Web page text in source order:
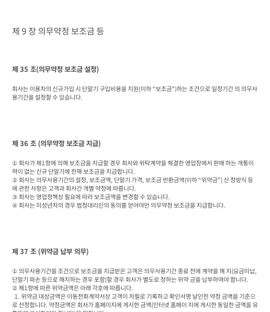
제 9 장 의무약정 보조금 등
제 35 조(의무약정 보조금 설정)
회사는 이용자의 신규가입 시 단말기 구입비용을 지원(이하 “보조금”)하는 조건으로 일정기간 의 의무사
용기간을 설정할 수 있습니다.
제 36 조 (의무약정 보조금 지급)
① 회사가 제1항에 의해 보조금을 지급할 경우 회사와 위탁계약을 체결한 영업장에서 판매 하는 개통이
력이 없는 신규 단말기에 한해 보조금을 지급합니다.
② 회사는 의무사용기간의 설정, 보조금액, 단말기 가격, 보조금 반환금액(이하 “위약금”) 산 정방식 등
에 관한 사항은 고객과 회사간 개별 약정에 따릅니다.
③ 회사는 영업정책상 필요에 따라 보조금액을 변경할 수 있습니다.
④ 회사는 미성년자의 경우 법정대리인의 동의를 얻어야만 의무약정 보조금을 지급합니다.
제 37 조 (위약금 납부 의무)
① 의무사용기간을 조건으로 보조금을 지급받은 고객은 의무사용기간 종료 전에 계약을 해 지(요금미납,
단말기 파손 등으로 해지하는 경우 포함)할 경우 회사가 별도로 정하는 위약 금을 납부하여야 합니다.
② 제1항에 따른 위약금액은 아래 각호에 따릅니다.
로 산정합니다. 약정금액은 회사가 홈페이지에 게시한 금액(인터넷 홈페이 지에 게시한 동일한 금액을 유